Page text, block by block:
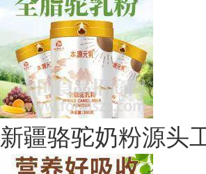
非常巨大。
另外，骆驼奶粉本
驴奶源、马奶源等
是中亚五国、中东
刚处于初步发展阶
新疆骆驼奶粉源头